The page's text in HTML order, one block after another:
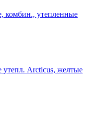
комбин., утепленные
утепл. Arcticus, желтые